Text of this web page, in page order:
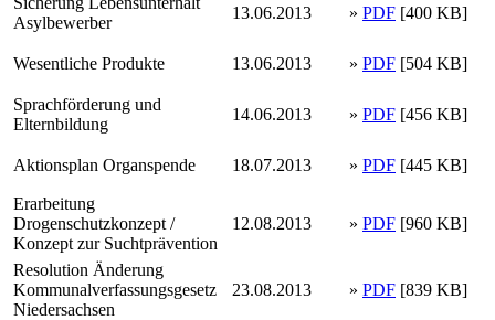
Asylbewerber
13.06.2013 » PDF [400 KB]
Wesentliche Produkte 13.06.2013 » PDF [504 KB]
Sprachförderung und
Elternbildung
14.06.2013 » PDF [456 KB]
Aktionsplan Organspende 18.07.2013 » PDF [445 KB]
Erarbeitung
Drogenschutzkonzept /
Konzept zur Suchtprävention
12.08.2013 » PDF [960 KB]
Resolution Änderung
Kommunalverfassungsgesetz
Niedersachsen
23.08.2013 » PDF [839 KB]